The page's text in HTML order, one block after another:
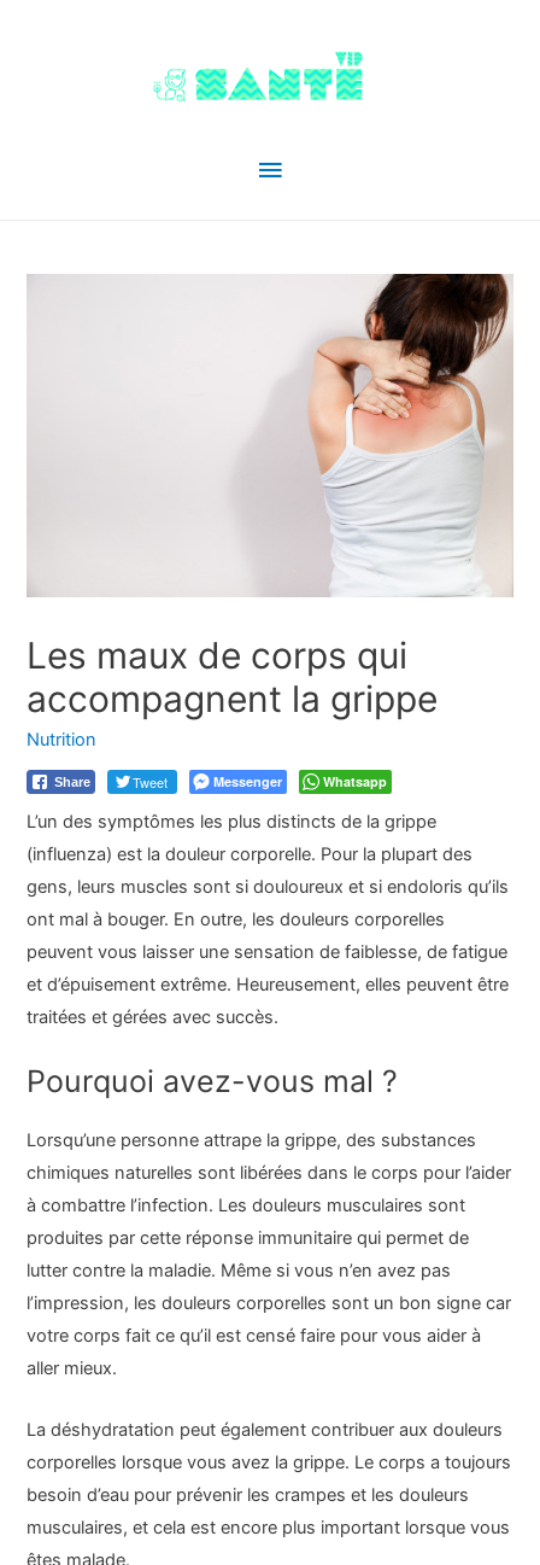
Menu
Les maux de corps qui
accompagnent la grippe
Nutrition
Share Tweet Messenger Whatsapp
L’un des symptômes les plus distincts de la grippe
(influenza) est la douleur corporelle. Pour la plupart des
gens, leurs muscles sont si douloureux et si endoloris qu’ils
ont mal à bouger. En outre, les douleurs corporelles
peuvent vous laisser une sensation de faiblesse, de fatigue
et d’épuisement extrême. Heureusement, elles peuvent être
traitées et gérées avec succès.
Pourquoi avez-vous mal ?
Lorsqu’une personne attrape la grippe, des substances
chimiques naturelles sont libérées dans le corps pour l’aider
à combattre l’infection. Les douleurs musculaires sont
produites par cette réponse immunitaire qui permet de
lutter contre la maladie. Même si vous n’en avez pas
l’impression, les douleurs corporelles sont un bon signe car
votre corps fait ce qu’il est censé faire pour vous aider à
aller mieux.
La déshydratation peut également contribuer aux douleurs
corporelles lorsque vous avez la grippe. Le corps a toujours
besoin d’eau pour prévenir les crampes et les douleurs
musculaires, et cela est encore plus important lorsque vous
êtes malade.